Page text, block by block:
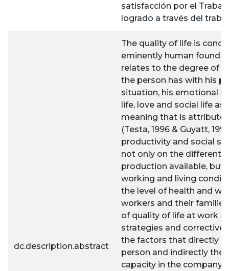
satisfacción por el
logrado a través del
dc.description.abstract
The quality of life is
eminently human
relates to the degree of
the person has with his
situation, his emotional
life, love and social life as
meaning that is
(Testa, 1996 & Guyatt,
productivity and social
not only on the different
production available, but
working and living
the level of health and
workers and their
of quality of life at work
strategies and
the factors that directly
person and indirectly
capacity in the company.